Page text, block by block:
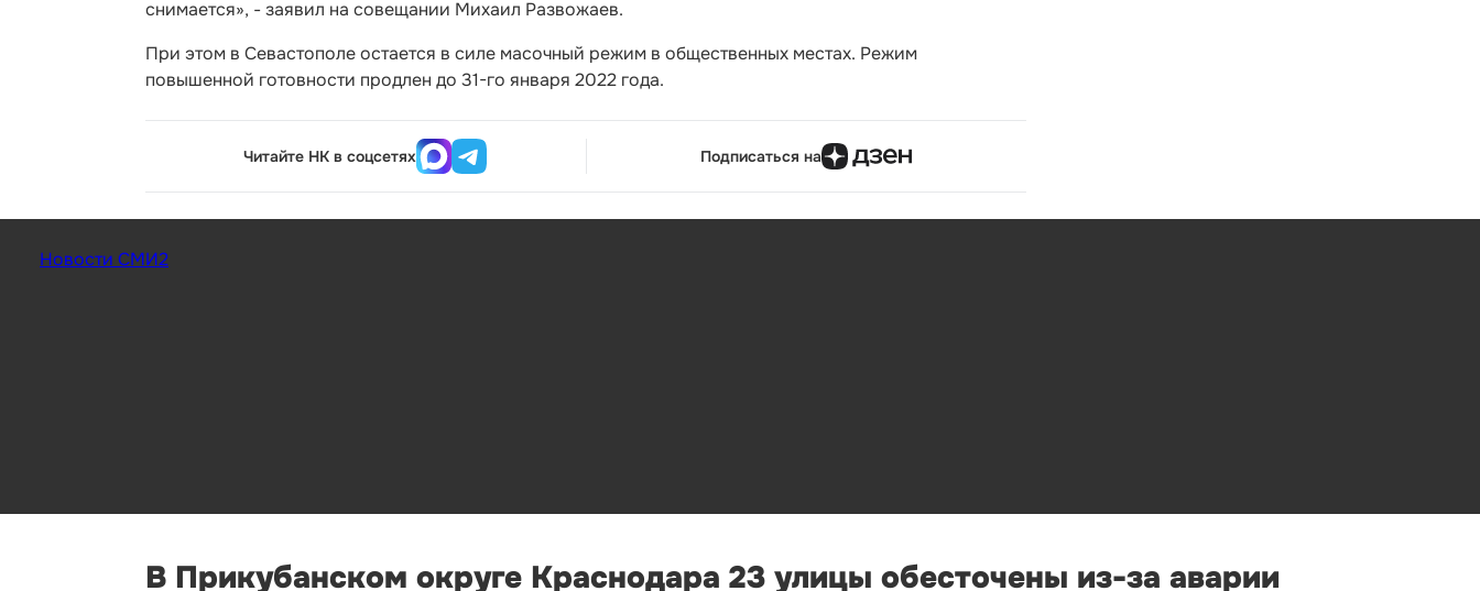
снимается», - заявил на совещании Михаил Развожаев.
При этом в Севастополе остается в силе масочный режим в общественных местах. Режим
повышенной готовности продлен до 31-го января 2022 года.
Читайте НК в соцсетях Подписаться на
Новости СМИ2
В Прикубанском округе Краснодара 23 улицы обесточены из-за аварии